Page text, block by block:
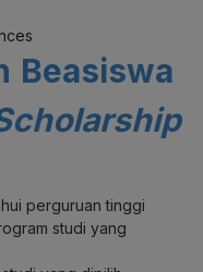
Beasiswa
perguruan tinggi
studi yang